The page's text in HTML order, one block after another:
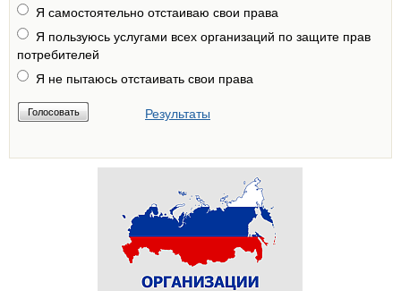
Я самостоятельно отстаиваю свои права
Я пользуюсь услугами всех организаций по защите прав
потребителей
Я не пытаюсь отстаивать свои права
Результаты